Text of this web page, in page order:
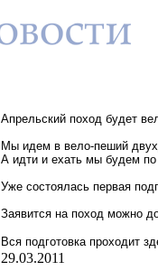
Апрельский поход будет
Мы идем в вело-пеший
А идти и ехать мы будем по
Уже состоялась первая
Заявится на поход можно
Вся подготовка проходит
29.03.2011